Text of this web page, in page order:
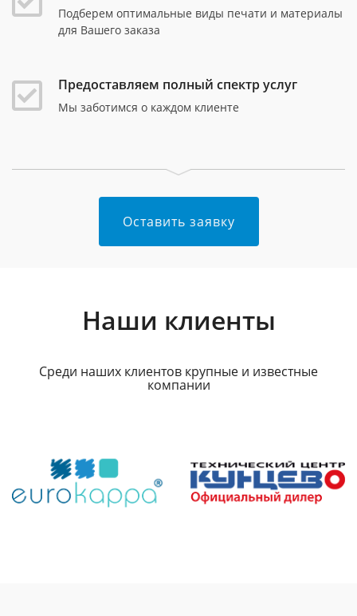
Подберем оптимальные виды печати и материалы
для Вашего заказа
Предоставляем полный спектр услуг
Мы заботимся о каждом клиенте
Оставить заявку
Наши клиенты
Среди наших клиентов крупные и известные
компании